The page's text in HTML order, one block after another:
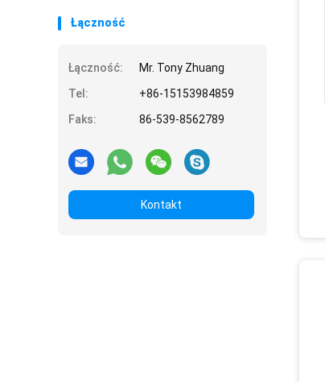
Łączność
Łączność:
Mr. Tony Zhuang
Tel:
+86-15153984859
Faks:
86-539-8562789
Kontakt